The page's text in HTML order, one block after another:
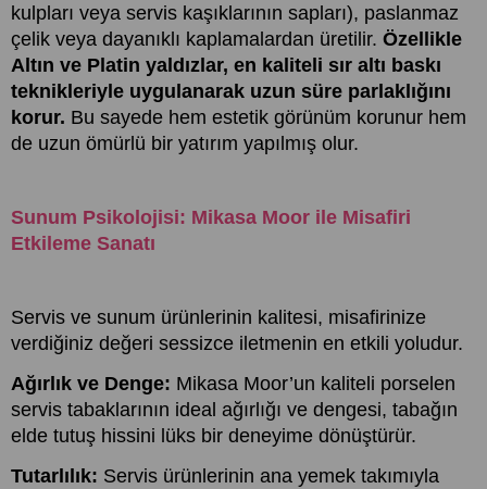
kulpları veya servis kaşıklarının sapları), paslanmaz
çelik veya dayanıklı kaplamalardan üretilir. Özellikle
Altın ve Platin yaldızlar, en kaliteli sır altı baskı
teknikleriyle uygulanarak uzun süre parlaklığını
korur. Bu sayede hem estetik görünüm korunur hem
de uzun ömürlü bir yatırım yapılmış olur.
Sunum Psikolojisi: Mikasa Moor ile Misafiri
Etkileme Sanatı
Servis ve sunum ürünlerinin kalitesi, misafirinize
verdiğiniz değeri sessizce iletmenin en etkili yoludur.
Ağırlık ve Denge: Mikasa Moor’un kaliteli porselen
servis tabaklarının ideal ağırlığı ve dengesi, tabağın
elde tutuş hissini lüks bir deneyime dönüştürür.
Tutarlılık: Servis ürünlerinin ana yemek takımıyla